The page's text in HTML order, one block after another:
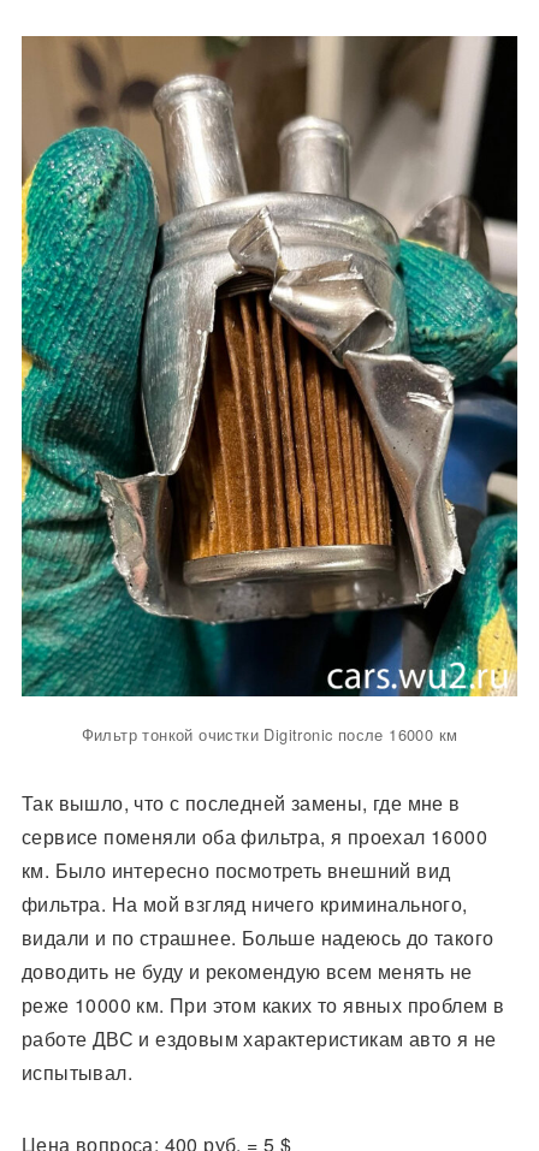
Фильтр тонкой очистки Digitronic после 16000 км
Так вышло, что с последней замены, где мне в
сервисе поменяли оба фильтра, я проехал 16000
км. Было интересно посмотреть внешний вид
фильтра. На мой взгляд ничего криминального,
видали и по страшнее. Больше надеюсь до такого
доводить не буду и рекомендую всем менять не
реже 10000 км. При этом каких то явных проблем в
работе ДВС и ездовым характеристикам авто я не
испытывал.
Цена вопроса: 400 руб. = 5 $